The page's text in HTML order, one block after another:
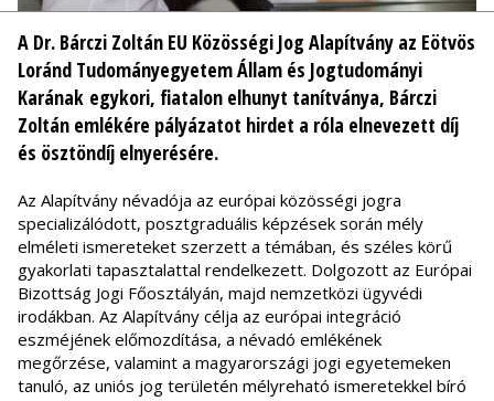
A Dr. Bárczi Zoltán EU Közösségi Jog Alapítvány az Eötvös
Loránd Tudományegyetem Állam és Jogtudományi
Karának egykori, fiatalon elhunyt tanítványa, Bárczi
Zoltán emlékére pályázatot hirdet a róla elnevezett díj
és ösztöndíj elnyerésére.
Az Alapítvány névadója az európai közösségi jogra
specializálódott, posztgraduális képzések során mély
elméleti ismereteket szerzett a témában, és széles körű
gyakorlati tapasztalattal rendelkezett. Dolgozott az Európai
Bizottság Jogi Főosztályán, majd nemzetközi ügyvédi
irodákban. Az Alapítvány célja az európai integráció
eszméjének előmozdítása, a névadó emlékének
megőrzése, valamint a magyarországi jogi egyetemeken
tanuló, az uniós jog területén mélyreható ismeretekkel bíró